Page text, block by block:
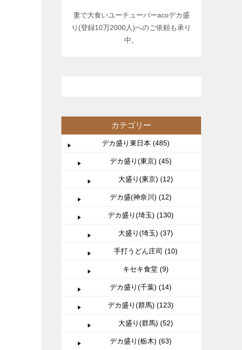
妻で大食いユーチューバーacoデカ盛
り(登録10万2000人)へのご依頼も承り
中。
カテゴリー
デカ盛り東日本 (485)
デカ盛り(東京) (45)
大盛り(東京) (12)
デカ盛(神奈川) (12)
デカ盛り(埼玉) (130)
大盛り(埼玉) (37)
手打うどん庄司 (10)
キセキ食堂 (9)
デカ盛り(千葉) (14)
デカ盛り(群馬) (123)
大盛り(群馬) (52)
デカ盛り(栃木) (63)